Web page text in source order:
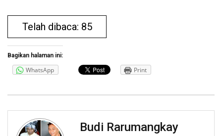
Telah dibaca: 85
Bagikan halaman ini:
WhatsApp Print
Budi Rarumangkay